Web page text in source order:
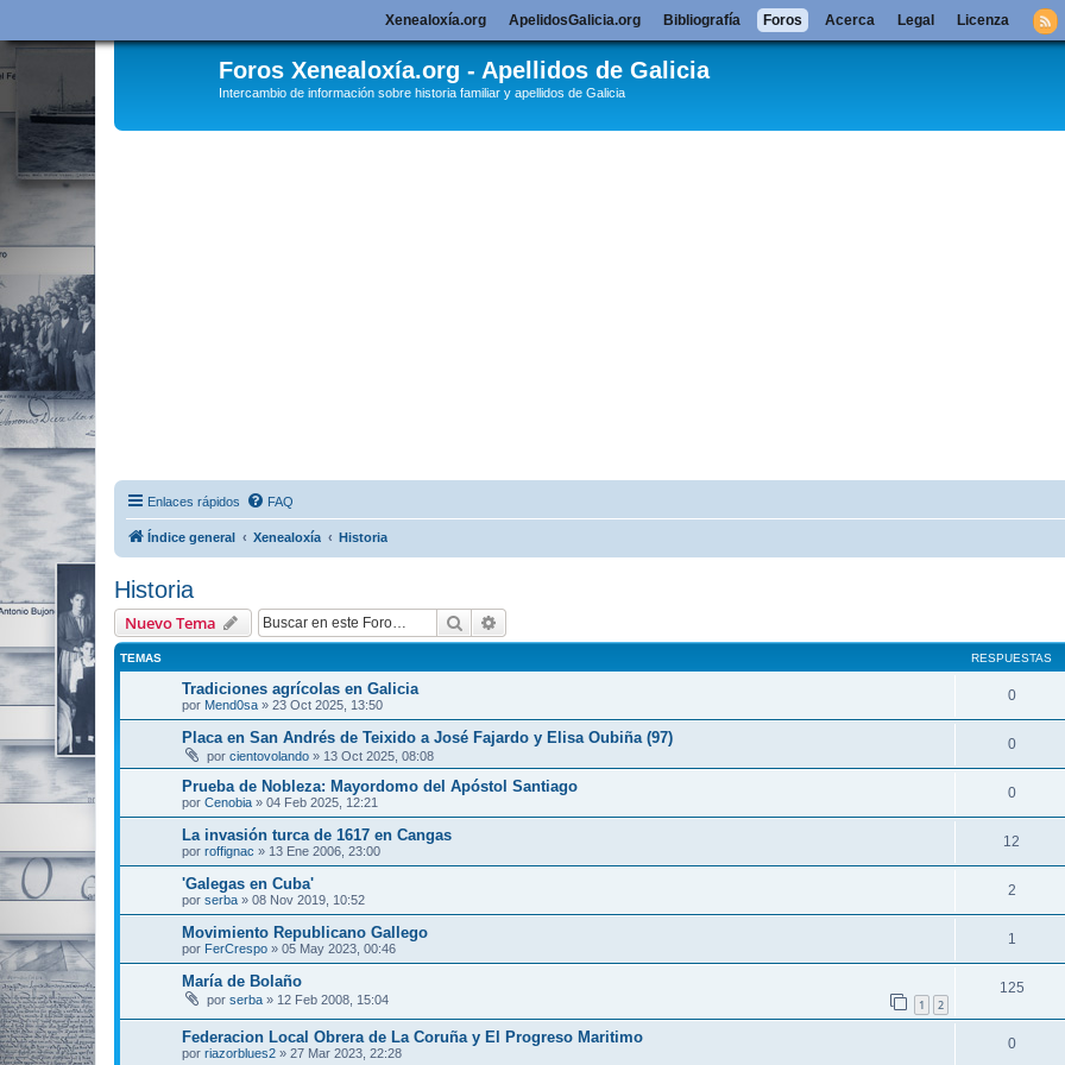
Foros Xenealoxía.org - Apellidos de Galicia
Intercambio de información sobre historia familiar y apellidos de Galicia
Enlaces rápidos FAQ
Índice general Xenealoxía Historia
Historia
Nuevo Tema Buscar
TEMAS RESPUESTAS
Tradiciones agrícolas en Galicia
por Mend0sa » 23 Oct 2025, 13:50
0
Placa en San Andrés de Teixido a José Fajardo y Elisa Oubiña (97)
por cientovolando » 13 Oct 2025, 08:08
0
Prueba de Nobleza: Mayordomo del Apóstol Santiago
por Cenobia » 04 Feb 2025, 12:21
0
La invasión turca de 1617 en Cangas
por roffignac » 13 Ene 2006, 23:00
12
'Galegas en Cuba'
por serba » 08 Nov 2019, 10:52
2
Movimiento Republicano Gallego
por FerCrespo » 05 May 2023, 00:46
1
María de Bolaño
por serba » 12 Feb 2008, 15:04 1 2
125
Federacion Local Obrera de La Coruña y El Progreso Maritimo
por riazorblues2 » 27 Mar 2023, 22:28
0
Xenealoxía.org ApelidosGalicia.org Bibliografía Foros Acerca Legal Licenza